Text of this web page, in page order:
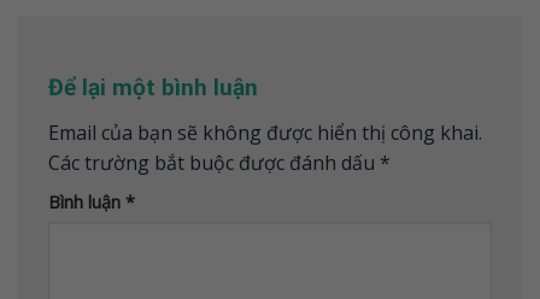
Để lại một bình luận
Email của bạn sẽ không được hiển thị công khai.
Các trường bắt buộc được đánh dấu *
Bình luận *